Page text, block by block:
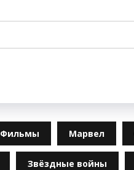
Фильмы Марвел
Звёздные войны